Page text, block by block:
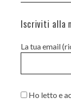
Iscriviti alla
La tua email
Ho letto e